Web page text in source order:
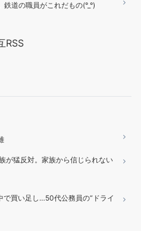
鉄道の職員がこれだもの(°_°)
RSS
が猛反対。家族から信じられない
買い足し…50代公務員の“ドライ